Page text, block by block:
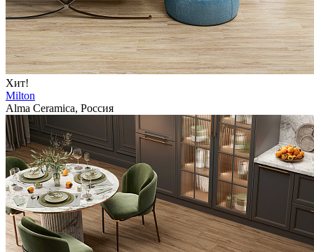
Хит!
Milton
Alma Ceramica, Россия